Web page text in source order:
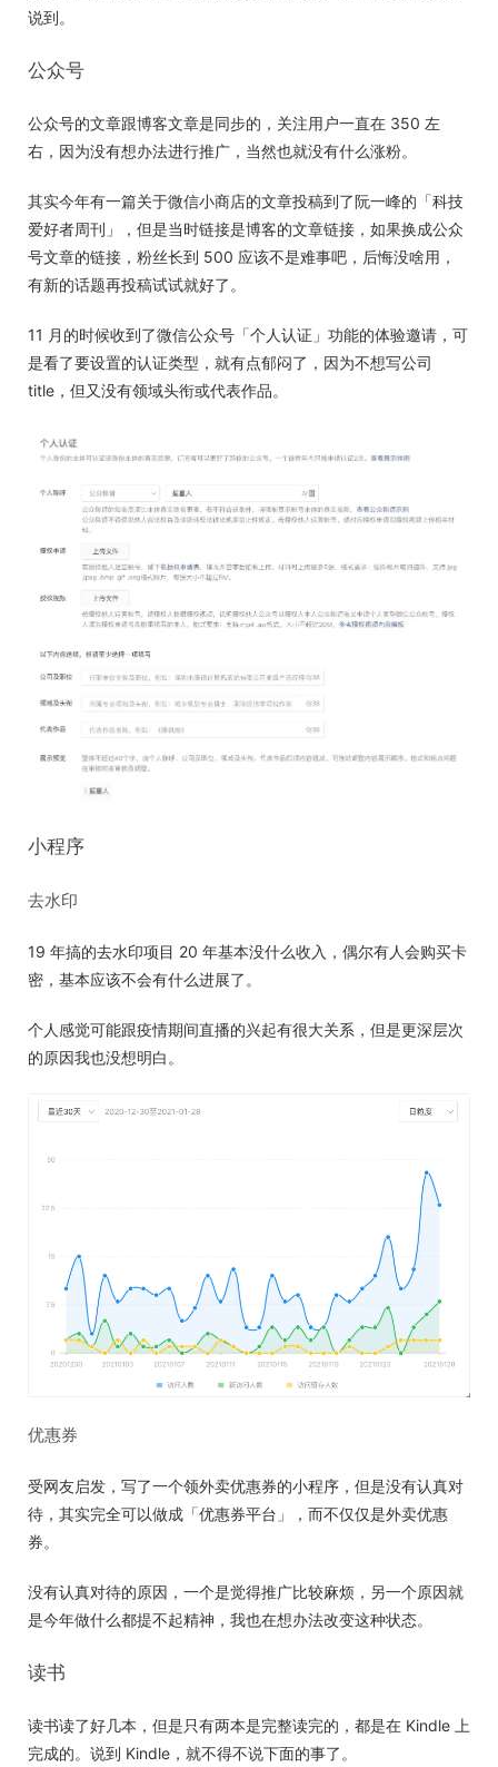
说到。
公众号
公众号的文章跟博客文章是同步的，关注用户一直在 350 左
右，因为没有想办法进行推广，当然也就没有什么涨粉。
其实今年有一篇关于微信小商店的文章投稿到了阮一峰的「科技
爱好者周刊」，但是当时链接是博客的文章链接，如果换成公众
号文章的链接，粉丝长到 500 应该不是难事吧，后悔没啥用，
有新的话题再投稿试试就好了。
11 月的时候收到了微信公众号「个人认证」功能的体验邀请，可
是看了要设置的认证类型，就有点郁闷了，因为不想写公司
title，但又没有领域头衔或代表作品。
小程序
去水印
19 年搞的去水印项目 20 年基本没什么收入，偶尔有人会购买卡
密，基本应该不会有什么进展了。
个人感觉可能跟疫情期间直播的兴起有很大关系，但是更深层次
的原因我也没想明白。
优惠券
受网友启发，写了一个领外卖优惠券的小程序，但是没有认真对
待，其实完全可以做成「优惠券平台」，而不仅仅是外卖优惠
券。
没有认真对待的原因，一个是觉得推广比较麻烦，另一个原因就
是今年做什么都提不起精神，我也在想办法改变这种状态。
读书
读书读了好几本，但是只有两本是完整读完的，都是在 Kindle 上
完成的。说到 Kindle，就不得不说下面的事了。